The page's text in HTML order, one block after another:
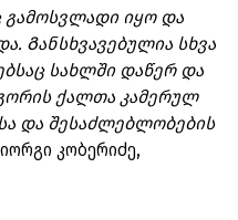
იყო და
Განსხვავებულია სხვა
სახლში დაწერ და
გორის ქალთა კამერულ
და შესაძლებლობების
კობერიძე,